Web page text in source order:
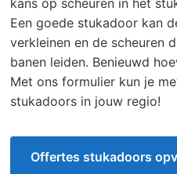
Een goede stukadoor kan
verkleinen en de scheuren
banen leiden. Benieuwd
Met ons formulier kun je
stukadoors in jouw regio!
Offertes stukadoors